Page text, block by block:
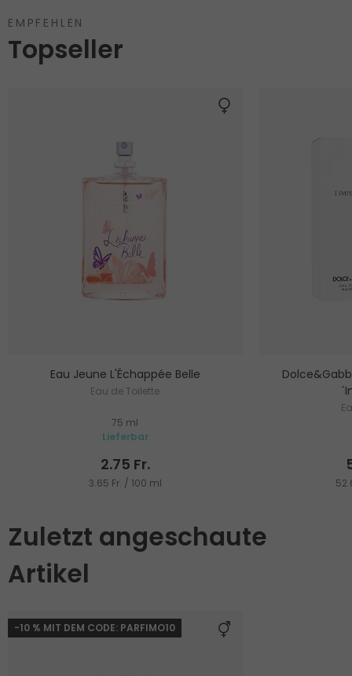
EMPFEHLEN
Topseller
Eau Jeune L'Échappée Belle
Eau de Toilette
75 ml
Lieferbar
2.75 Fr.
3.65 Fr. / 100 ml
Zuletzt angeschaute
Artikel
-10 % MIT DEM CODE: PARFIMO10